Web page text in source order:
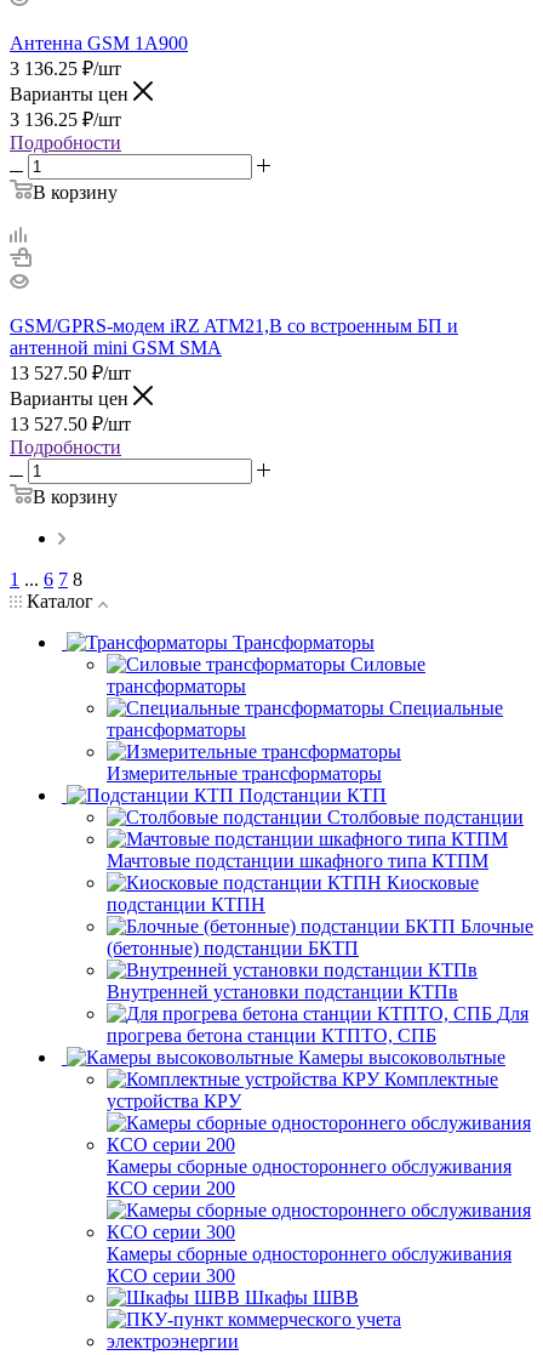
Антенна GSM 1А900
3 136.25 ₽/шт
Варианты цен
3 136.25 ₽/шт
Подробности
В корзину
GSM/GPRS-модем iRZ ATM21,B со встроенным БП и
антенной mini GSM SMA
13 527.50 ₽/шт
Варианты цен
13 527.50 ₽/шт
Подробности
В корзину
1 ... 6 7 8
Каталог
Трансформаторы
Силовые
трансформаторы
Специальные
трансформаторы
Измерительные трансформаторы
Подстанции КТП
Столбовые подстанции
Мачтовые подстанции шкафного типа КТПМ
Киосковые
подстанции КТПН
Блочные
(бетонные) подстанции БКТП
Внутренней установки подстанции КТПв
Для
прогрева бетона станции КТПТО, СПБ
Камеры высоковольтные
Комплектные
устройства КРУ
Камеры сборные одностороннего обслуживания
КСО серии 200
Камеры сборные одностороннего обслуживания
КСО серии 300
Шкафы ШВВ